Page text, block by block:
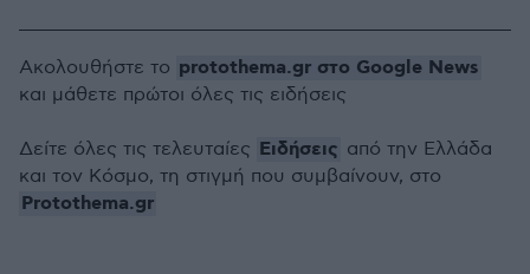
Ακολουθήστε το protothema.gr στο Google News
και μάθετε πρώτοι όλες τις ειδήσεις
Δείτε όλες τις τελευταίες Ειδήσεις από την Ελλάδα
και τον Κόσμο, τη στιγμή που συμβαίνουν, στο
Protothema.gr